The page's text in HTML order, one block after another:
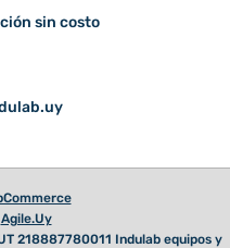
sin costo
Agile.Uy
218887780011 Indulab equipos y